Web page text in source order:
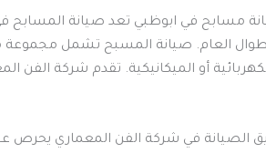
مسابح في ابوظبي تعد صيانة المسابح
العام. صيانة المسبح تشمل مجموعة
أو الميكانيكية. تقدم شركة
الصيانة في شركة الفن المعماري يحرص